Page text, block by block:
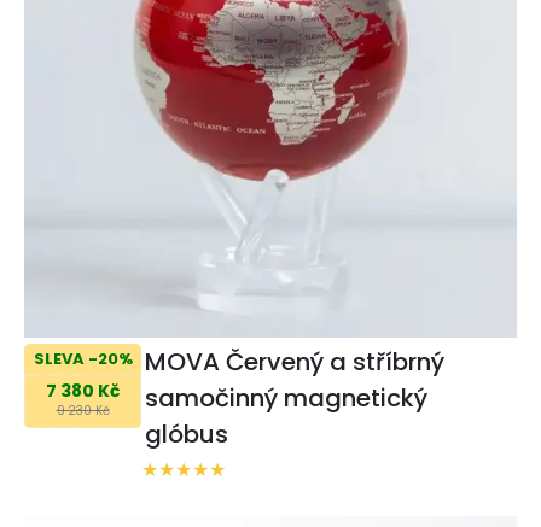
SLEVA -20%
7 380 Kč
9 230 Kč
MOVA Červený a stříbrný
samočinný magnetický
glóbus